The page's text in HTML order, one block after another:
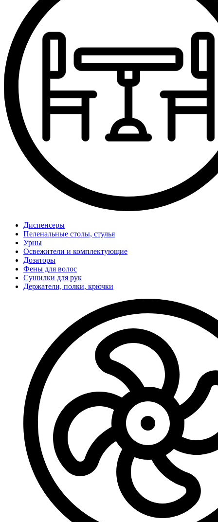
Диспенсеры
Пеленальные столы, стулья
Урны
Освежители и комплектующие
Дозаторы
Фены для волос
Сушилки для рук
Держатели, полки, крючки